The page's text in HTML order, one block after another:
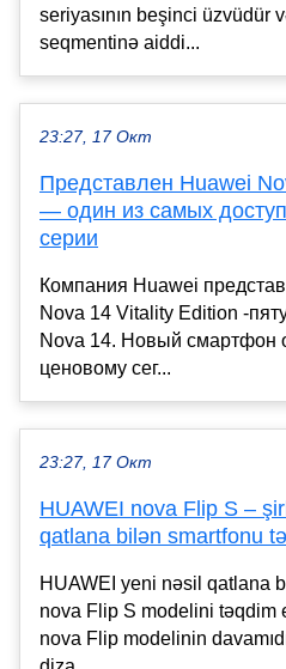
seriyasının beşinci üzvüdür
seqmentinə aiddi...
23:27, 17 Окт
Представлен Huawei
— один из самых
серии
Компания Huawei
Nova 14 Vitality Edition -
Nova 14. Новый смартфон
ценовому сег...
23:27, 17 Окт
HUAWEI nova Flip S –
qatlana bilən smartfonu
HUAWEI yeni nəsil qatlana
nova Flip S modelini təqdim
nova Flip modelinin